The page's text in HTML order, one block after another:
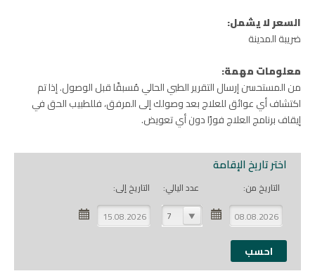
السعر لا يشمل:
ضريبة المدينة
معلومات مهمة:
من المستحسن إرسال التقرير الطبي الحالي مُسبقًا قبل الوصول. إذا تم
اكتشاف أي عوائق للعلاج بعد وصولك إلى المرفق، فللطبيب الحق في
إيقاف برنامج العلاج فورًا دون أي تعويض.
اختر تاريخ الإقامة
التاريخ من:
عدد اليالي:
7
التاريخ إلى: